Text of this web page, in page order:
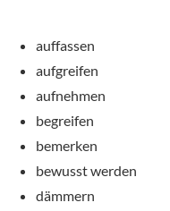
auffassen
aufgreifen
aufnehmen
begreifen
bemerken
bewusst werden
dämmern